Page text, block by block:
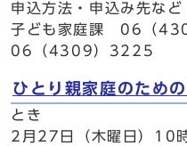
申込方法・申込み先な
子ども家庭課 06（
06（4309）3225
ひとり親家庭のため
とき
2月27日（木曜日）10